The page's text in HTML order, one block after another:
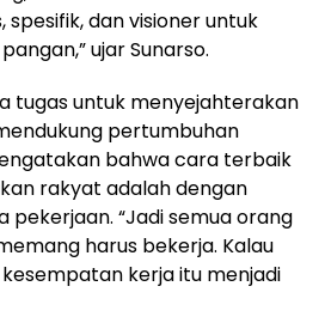
spesifik, dan visioner untuk
ujar Sunarso.
tugas untuk menyejahterakan
pertumbuhan
bahwa cara terbaik
rakyat adalah dengan
“Jadi semua orang
harus bekerja. Kalau
kerja itu menjadi